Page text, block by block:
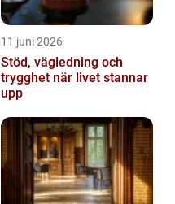
11 juni 2026
Stöd, vägledning och
trygghet när livet stannar
upp